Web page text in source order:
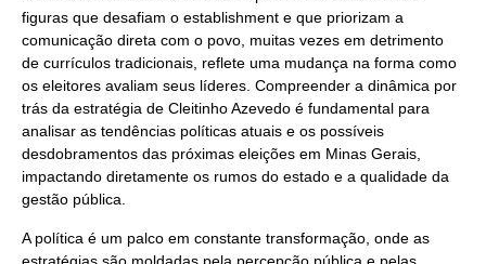
figuras que desafiam o establishment e que priorizam a
comunicação direta com o povo, muitas vezes em detrimento
de currículos tradicionais, reflete uma mudança na forma como
os eleitores avaliam seus líderes. Compreender a dinâmica por
trás da estratégia de Cleitinho Azevedo é fundamental para
analisar as tendências políticas atuais e os possíveis
desdobramentos das próximas eleições em Minas Gerais,
impactando diretamente os rumos do estado e a qualidade da
gestão pública.
A política é um palco em constante transformação, onde as
estratégias são moldadas pela percepção pública e pelas